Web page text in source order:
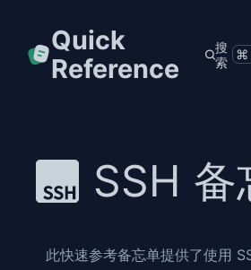
Quick
Reference
搜
索
SSH 备
此快速参考备忘单提供了使用